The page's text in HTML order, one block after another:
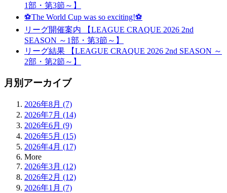
1部・第3節～】
⚽The World Cup was so exciting!⚽
リーグ開催案内 【LEAGUE CRAQUE 2026 2nd
SEASON ～1部・第3節～】
リーグ結果 【LEAGUE CRAQUE 2026 2nd SEASON ～
2部・第2節～】
月別アーカイブ
2026年8月 (7)
2026年7月 (14)
2026年6月 (9)
2026年5月 (15)
2026年4月 (17)
More
2026年3月 (12)
2026年2月 (12)
2026年1月 (7)